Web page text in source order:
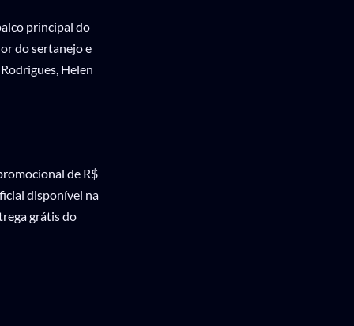
principal do
do sertanejo e
Helen
de R$
disponível na
grátis do